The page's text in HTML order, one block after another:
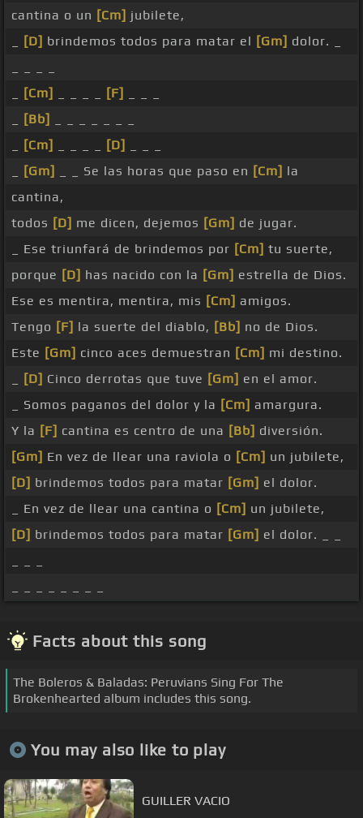
cantina o un [Cm] jubilete,
[D] brindemos todos para matar el [Gm] dolor. _
[Cm] [F]
[Bb]
[Cm] [D]
[Gm] _ _ Se las horas que paso en [Cm] la
cantina,
todos [D] me dicen, dejemos [Gm] de jugar.
_ Ese triunfará de brindemos por [Cm] tu suerte,
porque [D] has nacido con la [Gm] estrella de Dios.
Ese es mentira, mentira, mis [Cm] amigos.
Tengo [F] la suerte del diablo, [Bb] no de Dios.
Este [Gm] cinco aces demuestran [Cm] mi destino.
[D] Cinco derrotas que tuve [Gm] en el amor.
_ Somos paganos del dolor y la [Cm] amargura.
Y la [F] cantina es centro de una [Bb] diversión.
[Gm] En vez de llear una raviola o [Cm] un jubilete,
[D] brindemos todos para matar [Gm] el dolor.
_ En vez de llear una cantina o [Cm] un jubilete,
[D] brindemos todos para matar [Gm] el dolor. _ _
Facts about this song
The Boleros & Baladas: Peruvians Sing For The
Brokenhearted album includes this song.
You may also like to play
GUILLER VACIO